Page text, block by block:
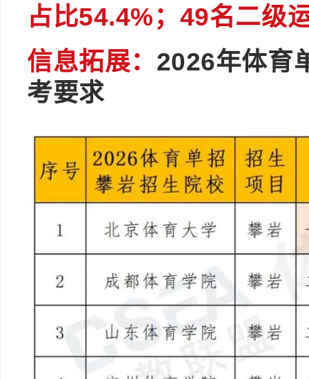
占比54.4%；49名二级
信息拓展： 2026年体育
考要求